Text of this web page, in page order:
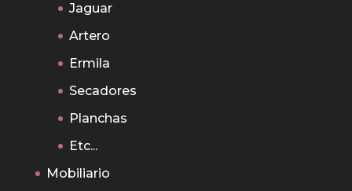
Jaguar
Artero
Ermila
Secadores
Planchas
Etc...
Mobiliario